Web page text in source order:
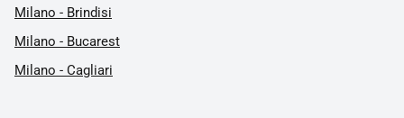
Milano - Brindisi
Milano - Bucarest
Milano - Cagliari